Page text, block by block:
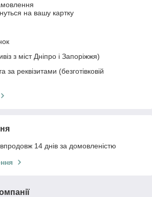
на вашу картку
з міст Дніпро і Запоріжжя)
за реквізитами (безготівковій
14 днів за домовленістю